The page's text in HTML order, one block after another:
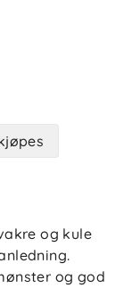
og kule
og god